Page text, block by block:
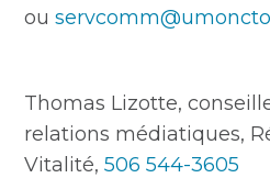
ou
Thomas Lizotte,
relations médiatiques,
Vitalité,506 544-3605